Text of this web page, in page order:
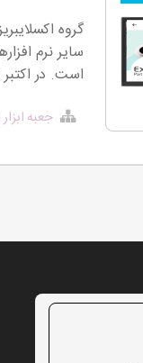
سایر نرم
است. در اکتبر ۲۰۱۵، اکسلایبریز توسط پروکوئست ProQuest خریداری شد در سال 2021 […]
جعبه